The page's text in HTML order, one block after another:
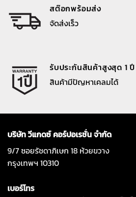
สต๊อกพร้อมส่ง
จัดส่งเร็ว
รับประกันสินค้าสูงสุด 1 ปี
สินค้ามีปัญหาเคลมได้
บริษัท วีแกดซ์ คอร์ปอเรชั่น จำกัด
9/7 ซอยรัชดาภิเษก 18 ห้วยขวาง
กรุงเทพฯ 10310
เบอร์โทร